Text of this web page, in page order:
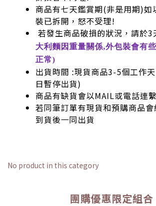
商品有七天鑑賞期(非是用期)如
裝已拆開，怒不受理!
若發生商品破損的狀況，請於3
大利麵因重量關係,外包裝會有
正常)
出貨時間 :現貨商品3-5個工作
日暫停出貨)
商品有缺貨會以MAIL或電話連繫
若同筆訂單有現貨和預購商品
到貨後一同出貨
No product in this category
團購優惠限定組合